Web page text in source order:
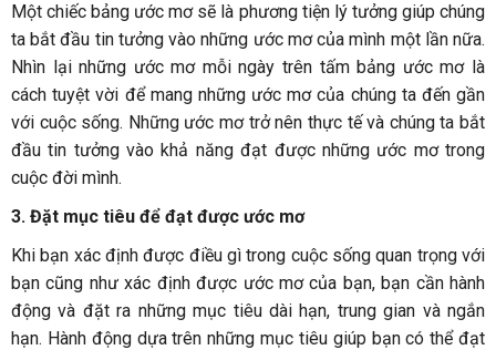
Một chiếc bảng ước mơ sẽ là phương tiện lý tưởng giúp chúng
ta bắt đầu tin tưởng vào những ước mơ của mình một lần nữa.
Nhìn lại những ước mơ mỗi ngày trên tấm bảng ước mơ là
cách tuyệt vời để mang những ước mơ của chúng ta đến gần
với cuộc sống. Những ước mơ trở nên thực tế và chúng ta bắt
đầu tin tưởng vào khả năng đạt được những ước mơ trong
cuộc đời mình.
3. Đặt mục tiêu để đạt được ước mơ
Khi bạn xác định được điều gì trong cuộc sống quan trọng với
bạn cũng như xác định được ước mơ của bạn, bạn cần hành
động và đặt ra những mục tiêu dài hạn, trung gian và ngắn
hạn. Hành động dựa trên những mục tiêu giúp bạn có thể đạt